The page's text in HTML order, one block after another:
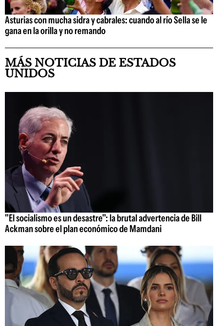
Asturias con mucha sidra y cabrales: cuando al río Sella se le
gana en la orilla y no remando
MÁS NOTICIAS DE ESTADOS
UNIDOS
"El socialismo es un desastre": la brutal advertencia de Bill
Ackman sobre el plan económico de Mamdani